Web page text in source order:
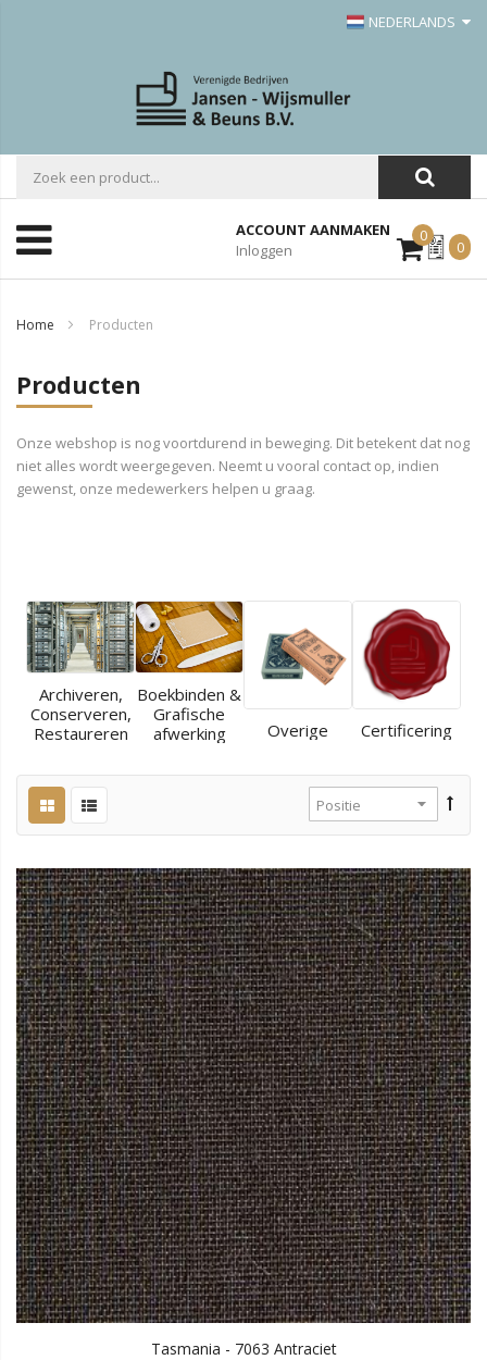
NEDERLANDS
ACCOUNT AANMAKEN
Inloggen
0Mijn
Offerte
0
Home Producten
Producten
Onze webshop is nog voortdurend in beweging. Dit betekent dat nog
niet alles wordt weergegeven. Neemt u vooral contact op, indien
gewenst, onze medewerkers helpen u graag.
Archiveren,
Conserveren,
Restaureren
Boekbinden &
Grafische
afwerking
Overige Certificering
Tasmania - 7063 Antraciet